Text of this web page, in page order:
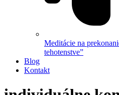
Meditácie na
tehotenstve”
Blog
Kontakt